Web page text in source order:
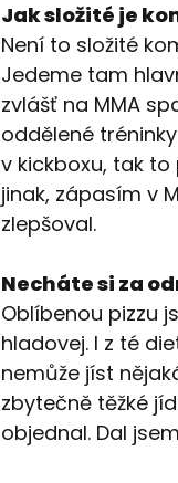
Jak složité je
Není to složité
Jedeme tam
zvlášť na MMA
oddělené
v kickboxu, tak
jinak, zápasím v
zlepšoval.
Necháte si za
Oblíbenou pizzu
hladovej. I z té
nemůže jíst
zbytečně těžké
objednal. Dal